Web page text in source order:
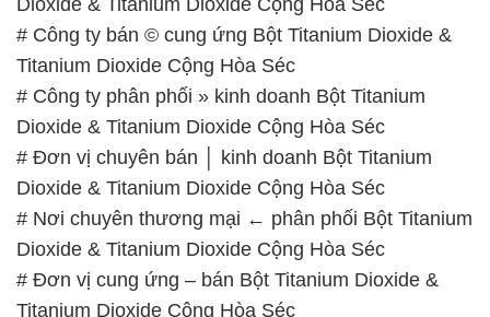
📞 Hotline:
– 0933.920.505 – 028.3504.5555
– 028.3756.1835 – 028.3756.1840 –
028.3756.1841- 028.3756.1842
– 0932.660.696 – 0901.326.566 – 0906.387.866 –
0902.765.866
📧 Email: hoachat@dactruongphat.vn
GIỜ LÀM VIỆC TẠI CÔNG TY HÓA CHẤT ĐẮC
TRƯỜNG PHÁT